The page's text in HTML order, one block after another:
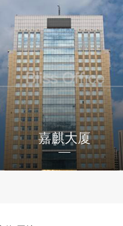
嘉麒大厦